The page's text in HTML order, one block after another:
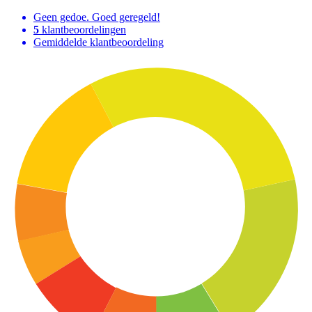
Geen gedoe. Goed geregeld!
5 klantbeoordelingen
Gemiddelde klantbeoordeling